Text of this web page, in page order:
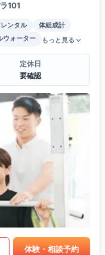
101
ンタル
体組成計
ウォーター もっと見る
定休日
要確認
体験・相談予約